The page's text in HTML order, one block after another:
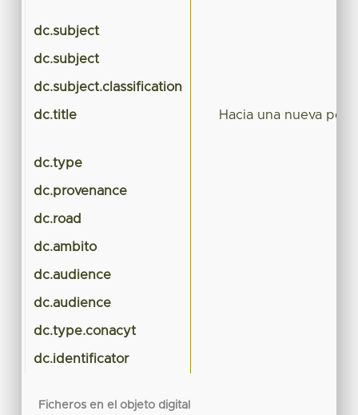
dc.subject
dc.subject
dc.subject.classification
dc.title Hacia una nueva
dc.type
dc.provenance
dc.road
dc.ambito
dc.audience
dc.audience
dc.type.conacyt
dc.identificator
Ficheros en el objeto digital